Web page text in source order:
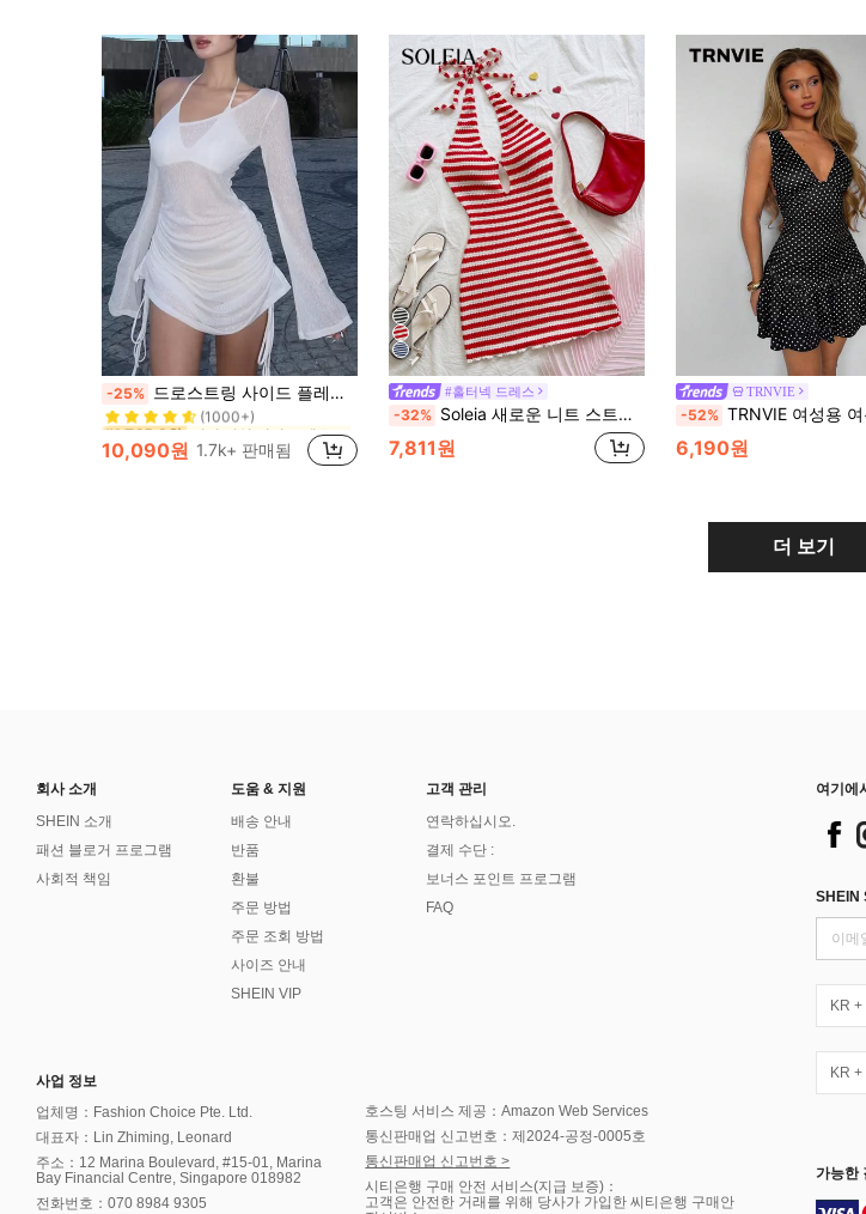
-25% 드로스트링 사이드 플레어 소매 비대칭 넥라인 브라리스 화이트 봄 우아한 웨딩 게스트 드레스
#1 TOP 3위 시어 여성 미니 드레스
(1000+)
#1 TOP 3위
시어 여성 미니 드레스
(1000+)
#1 TOP 3위
시어 여성 미니 드레스
(1000+)
#1 TOP 3위
시어 여성 미니 드레스
10,090원 1.7k+ 판매됨
#홀터넥 드레스
-32% Soleia 새로운 니트 스트라이프 백리스 미니 드레스, 바캉스 스타일, 레드
7,811원
TRNVIE
-52% TRNVIE 여성용 여름 로맨틱 캐주얼 브이넥 허리 조임 블랙 물
6,190원
더 보기
회사 소개
SHEIN 소개
패션 블로거 프로그램
사회적 책임
도움 & 지원
배송 안내
반품
환불
주문 방법
주문 조회 방법
사이즈 안내
SHEIN VIP
고객 관리
연락하십시오.
결제 수단 :
보너스 포인트 프로그램
FAQ
사업 정보
업체명：Fashion Choice Pte. Ltd.
대표자：Lin Zhiming, Leonard
주소：12 Marina Boulevard, #15-01, Marina
Bay Financial Centre, Singapore 018982
전화번호：070 8984 9305
호스팅 서비스 제공：Amazon Web Services
통신판매업 신고번호：제2024-공정-0005호
통신판매업 신고번호 >
시티은행 구매 안전 서비스(지급 보증)：
고객은 안전한 거래를 위해 당사가 가입한 씨티은행 구매안
여기에
SHEIN
KR +
KR +
가능한